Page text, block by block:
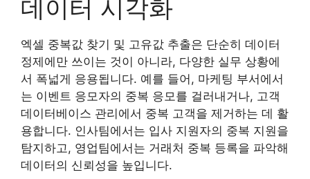
데이터 시각화
엑셀 중복값 찾기 및 고유값 추출은 단순히 데이터
정제에만 쓰이는 것이 아니라, 다양한 실무 상황에
서 폭넓게 응용됩니다. 예를 들어, 마케팅 부서에서
는 이벤트 응모자의 중복 응모를 걸러내거나, 고객
데이터베이스 관리에서 중복 고객을 제거하는 데 활
용합니다. 인사팀에서는 입사 지원자의 중복 지원을
탐지하고, 영업팀에서는 거래처 중복 등록을 파악해
데이터의 신뢰성을 높입니다.